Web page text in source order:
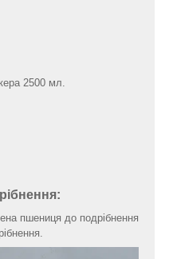
2500 мл.
пшениця до подрібнення